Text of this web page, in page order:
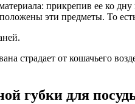
прикрепив ее ко
эти предметы. То
страдает от кошачьего
губки для